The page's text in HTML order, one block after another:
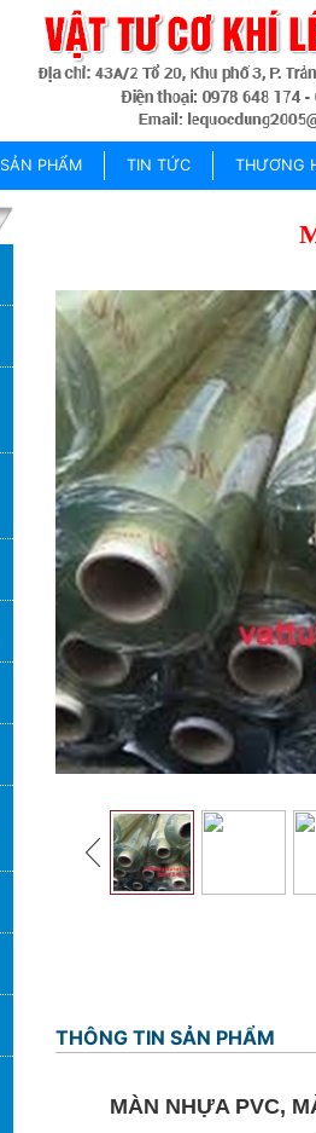
SẢN PHẨM TIN TỨC THƯƠNG
THÔNG TIN SẢN PHẨM
MÀN NHỰA PVC,